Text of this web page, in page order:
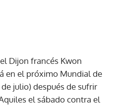
Dijon francés Kwon
en el próximo Mundial de
de julio) después de sufrir
el sábado contra el